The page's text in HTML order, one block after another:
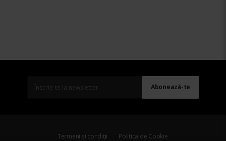
Termeni și condiții
Politica de Cookie